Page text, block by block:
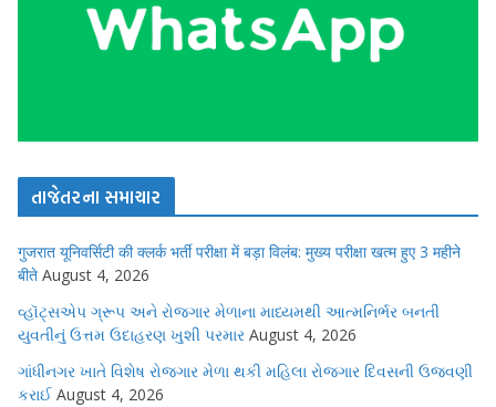
તાજેતરના સમાચાર
गुजरात यूनिवर्सिटी की क्लर्क भर्ती परीक्षा में बड़ा विलंब: मुख्य परीक्षा खत्म हुए 3 महीने
बीते August 4, 2026
વ્હૉટ્સએપ ગ્રૂપ અને રોજગાર મેળાના માધ્યમથી આત્મનિર્ભર બનતી
યુવતીનું ઉત્તમ ઉદાહરણ ખુશી પરમાર August 4, 2026
ગાંધીનગર ખાતે વિશેષ રોજગાર મેળા થકી મહિલા રોજગાર દિવસની ઉજવણી
કરાઈ August 4, 2026